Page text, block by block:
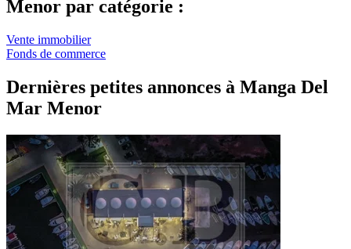
Menor par catégorie :
Vente immobilier
Fonds de commerce
Dernières petites annonces à Manga Del
Mar Menor